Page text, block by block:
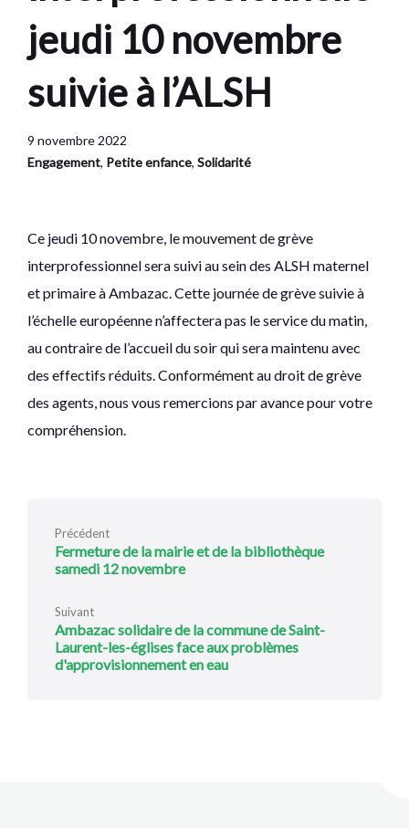
jeudi 10 novembre
suivie à l’ALSH
9 novembre 2022
Engagement, Petite enfance, Solidarité
Ce jeudi 10 novembre, le mouvement de grève
interprofessionnel sera suivi au sein des ALSH maternel
et primaire à Ambazac. Cette journée de grève suivie à
l’échelle européenne n’affectera pas le service du matin,
au contraire de l’accueil du soir qui sera maintenu avec
des effectifs réduits. Conformément au droit de grève
des agents, nous vous remercions par avance pour votre
compréhension.
Précédent
Fermeture de la mairie et de la bibliothèque
samedi 12 novembre
Suivant
Ambazac solidaire de la commune de Saint-
Laurent-les-églises face aux problèmes
d'approvisionnement en eau